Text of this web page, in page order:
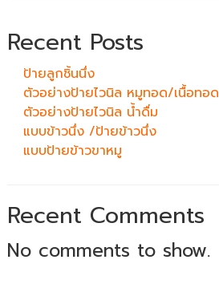
Recent Posts
ป้ายลูกชิ้นนึ่ง
ตัวอย่างป้ายไวนิล หมูทอด/เนื้อทอด
ตัวอย่างป้ายไวนิล น้ำดื่ม
แบบข้าวนึ่ง /ป้ายข้าวนึ่ง
แบบป้ายข้าวขาหมู
Recent Comments
No comments to show.